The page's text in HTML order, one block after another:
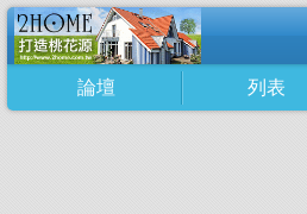
論壇 列表